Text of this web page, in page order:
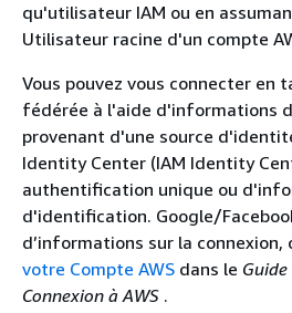
qu'utilisateur IAM ou en
Utilisateur racine d'un compte
Vous pouvez vous connecter en
fédérée à l'aide d'informations
provenant d'une source
Identity Center (IAM Identity
authentification unique ou
d'identification. Google/
d’informations sur la connexion,
votre Compte AWS dans le
Connexion à AWS .